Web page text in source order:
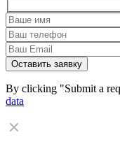
By clicking "Submit a
data